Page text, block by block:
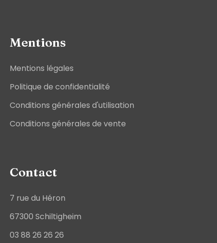
Mentions
Mentions légales
Politique de confidentialité
Conditions générales d'utilisation
Conditions générales de vente
Contact
7 rue du Héron
67300 Schiltigheim
03 88 26 26 26